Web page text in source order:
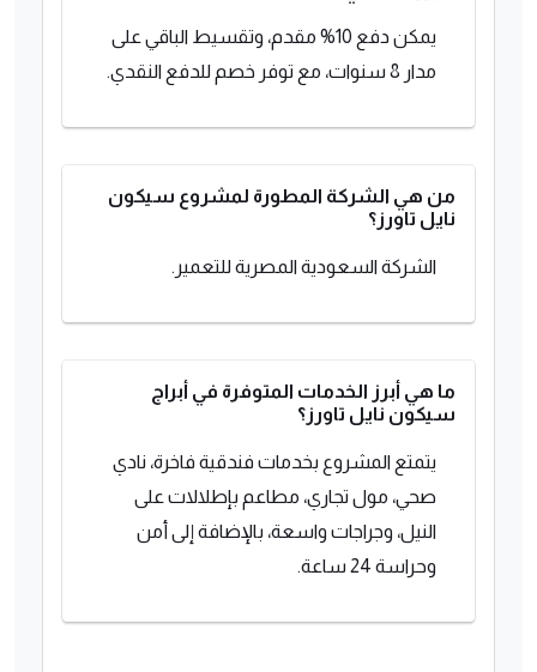
يمكن دفع 10% مقدم، وتقسيط الباقي على
مدار 8 سنوات، مع توفر خصم للدفع النقدي.
من هي الشركة المطورة لمشروع سيكون
نايل تاورز؟
الشركة السعودية المصرية للتعمير.
ما هي أبرز الخدمات المتوفرة في أبراج
سيكون نايل تاورز؟
يتمتع المشروع بخدمات فندقية فاخرة، نادي
صحي، مول تجاري، مطاعم بإطلالات على
النيل، وجراجات واسعة، بالإضافة إلى أمن
وحراسة 24 ساعة.